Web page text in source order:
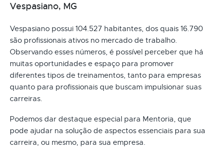
Vespasiano, MG
Vespasiano possui 104.527 habitantes, dos quais 16.790
são profissionais ativos no mercado de trabalho.
Observando esses números, é possível perceber que há
muitas oportunidades e espaço para promover
diferentes tipos de treinamentos, tanto para empresas
quanto para profissionais que buscam impulsionar suas
carreiras.
Podemos dar destaque especial para Mentoria, que
pode ajudar na solução de aspectos essenciais para sua
carreira, ou mesmo, para sua empresa.